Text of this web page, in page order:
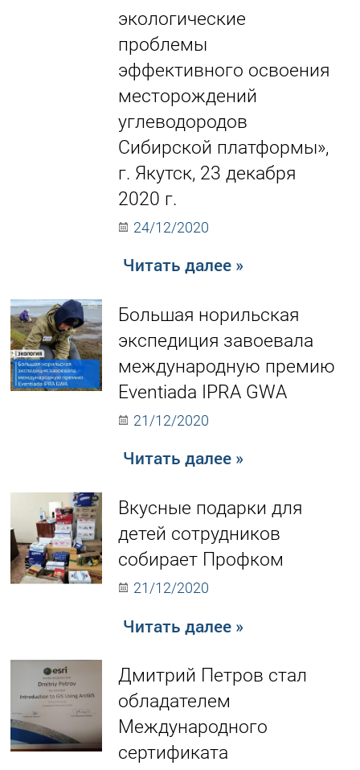
экологические
проблемы
эффективного освоения
месторождений
углеводородов
Сибирской платформы»,
г. Якутск, 23 декабря
2020 г.
24/12/2020
Читать далее »
Большая норильская
экспедиция завоевала
международную премию
Eventiada IPRA GWA
21/12/2020
Читать далее »
Вкусные подарки для
детей сотрудников
собирает Профком
21/12/2020
Читать далее »
Дмитрий Петров стал
обладателем
Международного
сертификата